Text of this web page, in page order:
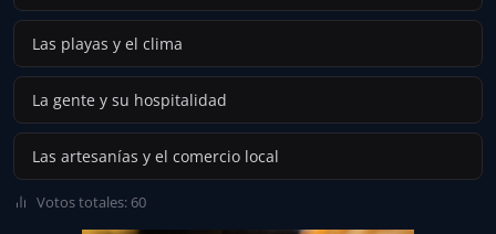
Las playas y el clima
La gente y su hospitalidad
Las artesanías y el comercio local
Votos totales: 60